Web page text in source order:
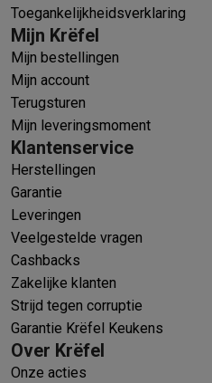
Toegankelijkheidsverklaring
Mijn Krëfel
Mijn bestellingen
Mijn account
Terugsturen
Mijn leveringsmoment
Klantenservice
Herstellingen
Garantie
Leveringen
Veelgestelde vragen
Cashbacks
Zakelijke klanten
Strijd tegen corruptie
Garantie Krëfel Keukens
Over Krëfel
Onze acties